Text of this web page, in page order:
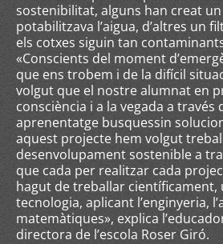
sostenibilitat, alguns han creat
potabilitzava l’aigua, d’altres un
els cotxes siguin tan
«Conscients del moment
que ens trobem i de la difícil
volgut que el nostre alumnat en
consciència i a la vegada a través
aprenentatge busquessin
aquest projecte hem volgut
desenvolupament sostenible a
que cada per realitzar cada
hagut de treballar científicament,
tecnologia, aplicant l’enginyeria,
matemàtiques», explica
directora de l’escola Roser Giró.